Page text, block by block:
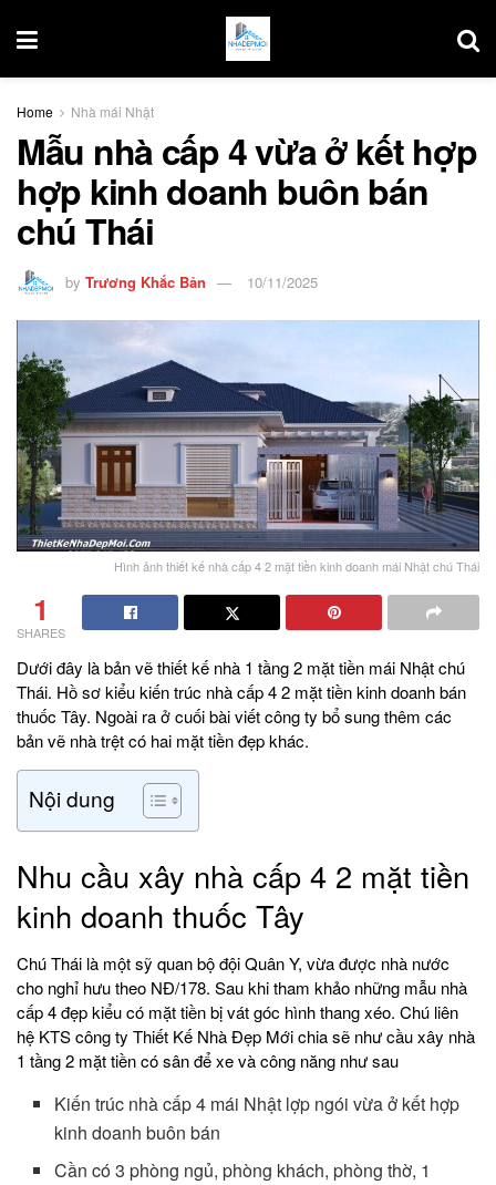
Home Nhà mái Nhật
Mẫu nhà cấp 4 vừa ở kết hợp
hợp kinh doanh buôn bán
chú Thái
by Trương Khắc Bản 10/11/2025
Hình ảnh thiết kế nhà cấp 4 2 mặt tiền kinh doanh mái Nhật chú Thái
1
SHARES
Dưới đây là bản vẽ thiết kế nhà 1 tầng 2 mặt tiền mái Nhật chú
Thái. Hồ sơ kiểu kiến trúc nhà cấp 4 2 mặt tiền kinh doanh bán
thuốc Tây. Ngoài ra ở cuối bài viết công ty bổ sung thêm các
bản vẽ nhà trệt có hai mặt tiền đẹp khác.
Nội dung
Nhu cầu xây nhà cấp 4 2 mặt tiền
kinh doanh thuốc Tây
Chú Thái là một sỹ quan bộ đội Quân Y, vừa được nhà nước
cho nghỉ hưu theo NĐ/178. Sau khi tham khảo những mẫu nhà
cấp 4 đẹp kiểu có mặt tiền bị vát góc hình thang xéo. Chú liên
hệ KTS công ty Thiết Kế Nhà Đẹp Mới chia sẽ như cầu xây nhà
1 tầng 2 mặt tiền có sân để xe và công năng như sau
Kiến trúc nhà cấp 4 mái Nhật lợp ngói vừa ở kết hợp
kinh doanh buôn bán
Cần có 3 phòng ngủ, phòng khách, phòng thờ, 1